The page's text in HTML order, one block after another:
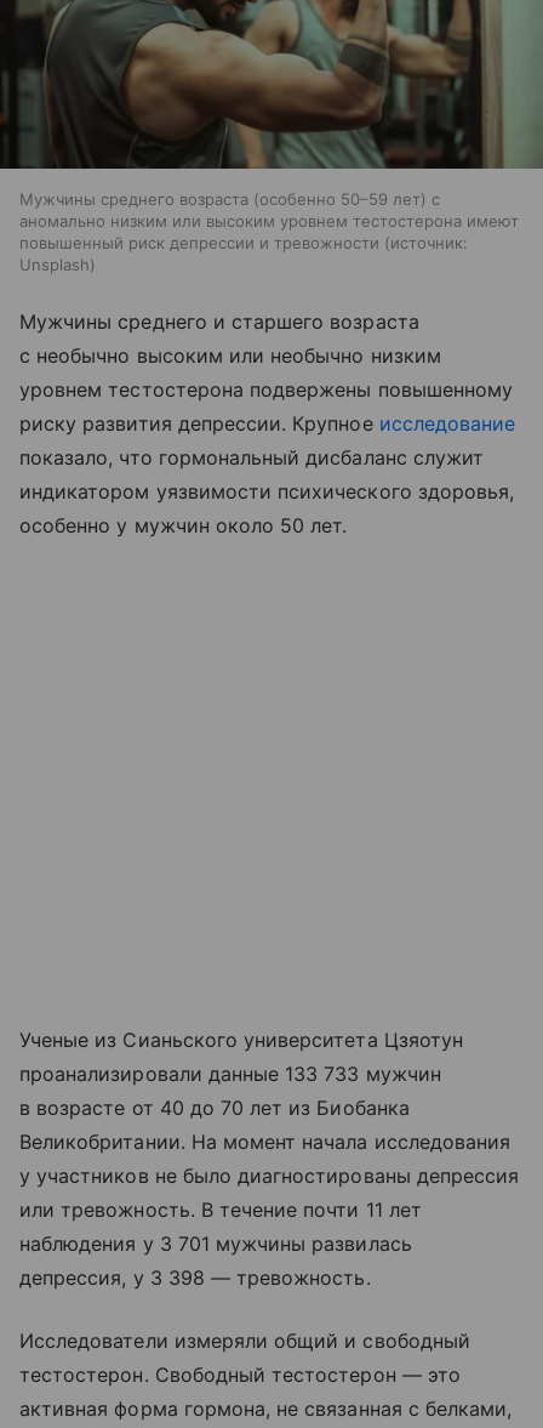
Мужчины среднего возраста (особенно 50–59 лет) с
аномально низким или высоким уровнем тестостерона имеют
повышенный риск депрессии и тревожности
источник:
Unsplash
Мужчины среднего и старшего возраста
с необычно высоким или необычно низким
уровнем тестостерона подвержены повышенному
риску развития депрессии. Крупное исследование
показало, что гормональный дисбаланс служит
индикатором уязвимости психического здоровья,
особенно у мужчин около 50 лет.
Ученые из Сианьского университета Цзяотун
проанализировали данные 133 733 мужчин
в возрасте от 40 до 70 лет из Биобанка
Великобритании. На момент начала исследования
у участников не было диагностированы депрессия
или тревожность. В течение почти 11 лет
наблюдения у 3 701 мужчины развилась
депрессия, у 3 398 — тревожность.
Исследователи измеряли общий и свободный
тестостерон. Свободный тестостерон — это
активная форма гормона, не связанная с белками,